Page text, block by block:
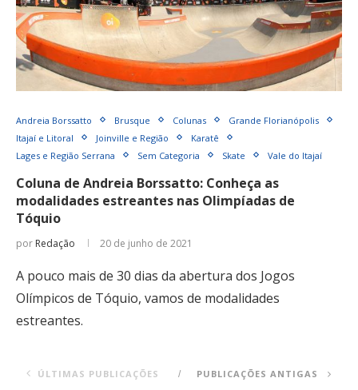
Andreia Borssatto Brusque Colunas
Grande Florianópolis
Itajaí e Litoral
Joinville e Região
Karatê
Lages e Região Serrana
Sem Categoria Skate Vale do Itajaí
Coluna de Andreia Borssatto: Conheça as
modalidades estreantes nas Olimpíadas de
Tóquio
por Redação 20 de junho de 2021
A pouco mais de 30 dias da abertura dos Jogos
Olímpicos de Tóquio, vamos de modalidades
estreantes.
ÚLTIMAS PUBLICAÇÕES PUBLICAÇÕES ANTIGAS